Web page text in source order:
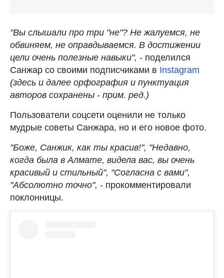
"Вы слышали про три "не"? Не жалуемся, не
обвиняем, не оправдываемся. В достижении
цели очень полезные навыки", - поделился
Санжар со своими подписчиками в Instagram
(здесь и далее орфография и пунктуация
авторов сохранены - прим. ред.)
Пользователи соцсети оценили не только
мудрые советы Санжара, но и его новое фото.
"Боже, Санжик, как ты красив!", "Недавно,
когда была в Алмате, видела вас, вы очень
красивый и стильный", "Согласна с вами",
"Абсолютно точно", - прокомментировали
поклонницы.